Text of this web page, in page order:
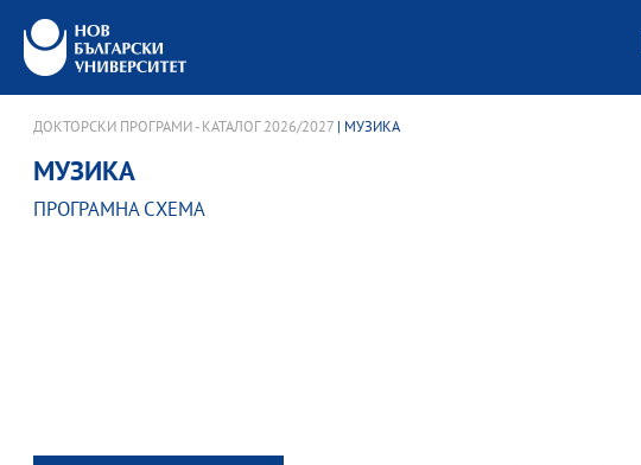
ДОКТОРСКИ ПРОГРАМИ - КАТАЛОГ 2026/2027 | МУЗИКА
МУЗИКА
ПРОГРАМНА СХЕМА